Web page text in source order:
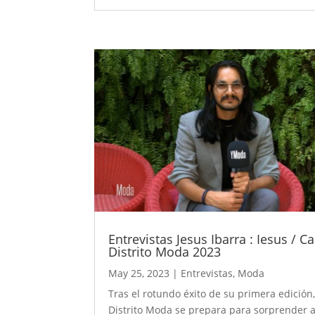
Entrevistas Jesus Ibarra : Iesus /
Distrito Moda 2023
May 25, 2023 | Entrevistas, Moda
Tras el rotundo éxito de su primera
Distrito Moda se prepara para sorprender